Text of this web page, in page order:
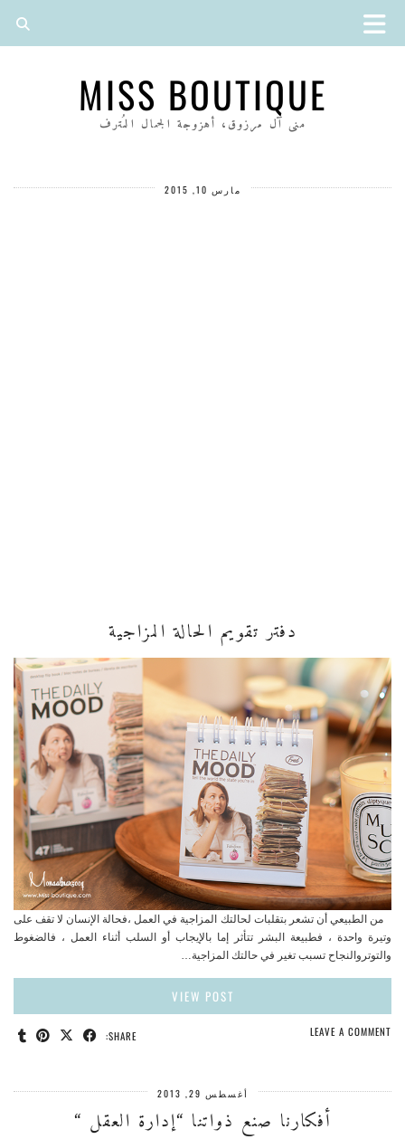
MISS BOUTIQUE
منى آل مرزوق، أهزوجة الجمال المُترف
مارس 10, 2015
دفتر تقويم الحالة المزاجية
من الطبيعي أن تشعر بتقلبات لحالتك المزاجية في العمل ،فحالة الإنسان لا تقف على
وتيرة واحدة ، فطبيعة البشر تتأثر إما بالإيجاب أو السلب أثناء العمل ، فالضغوط
والتوتروالنجاح تسبب تغير في حالتك المزاجية…
VIEW POST
SHARE: LEAVE A COMMENT
أغسطس 29, 2013
أفكارنا صنع ذواتنا “إدارة العقل “